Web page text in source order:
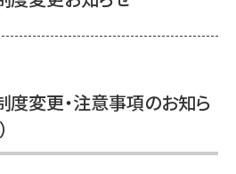
変更・注意事項のお知ら